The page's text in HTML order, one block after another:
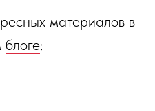
материалов в
блоге: